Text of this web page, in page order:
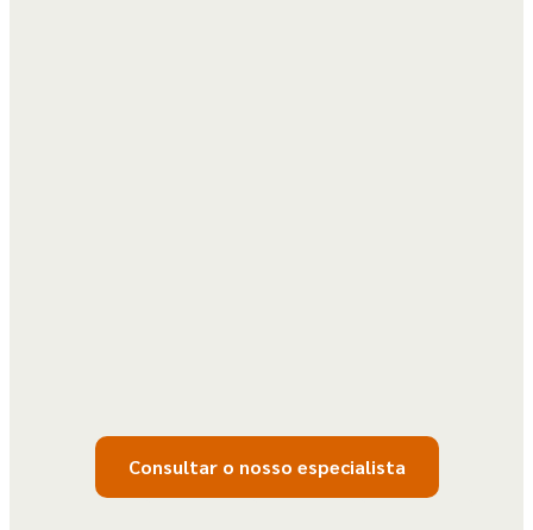
Consultar o nosso especialista